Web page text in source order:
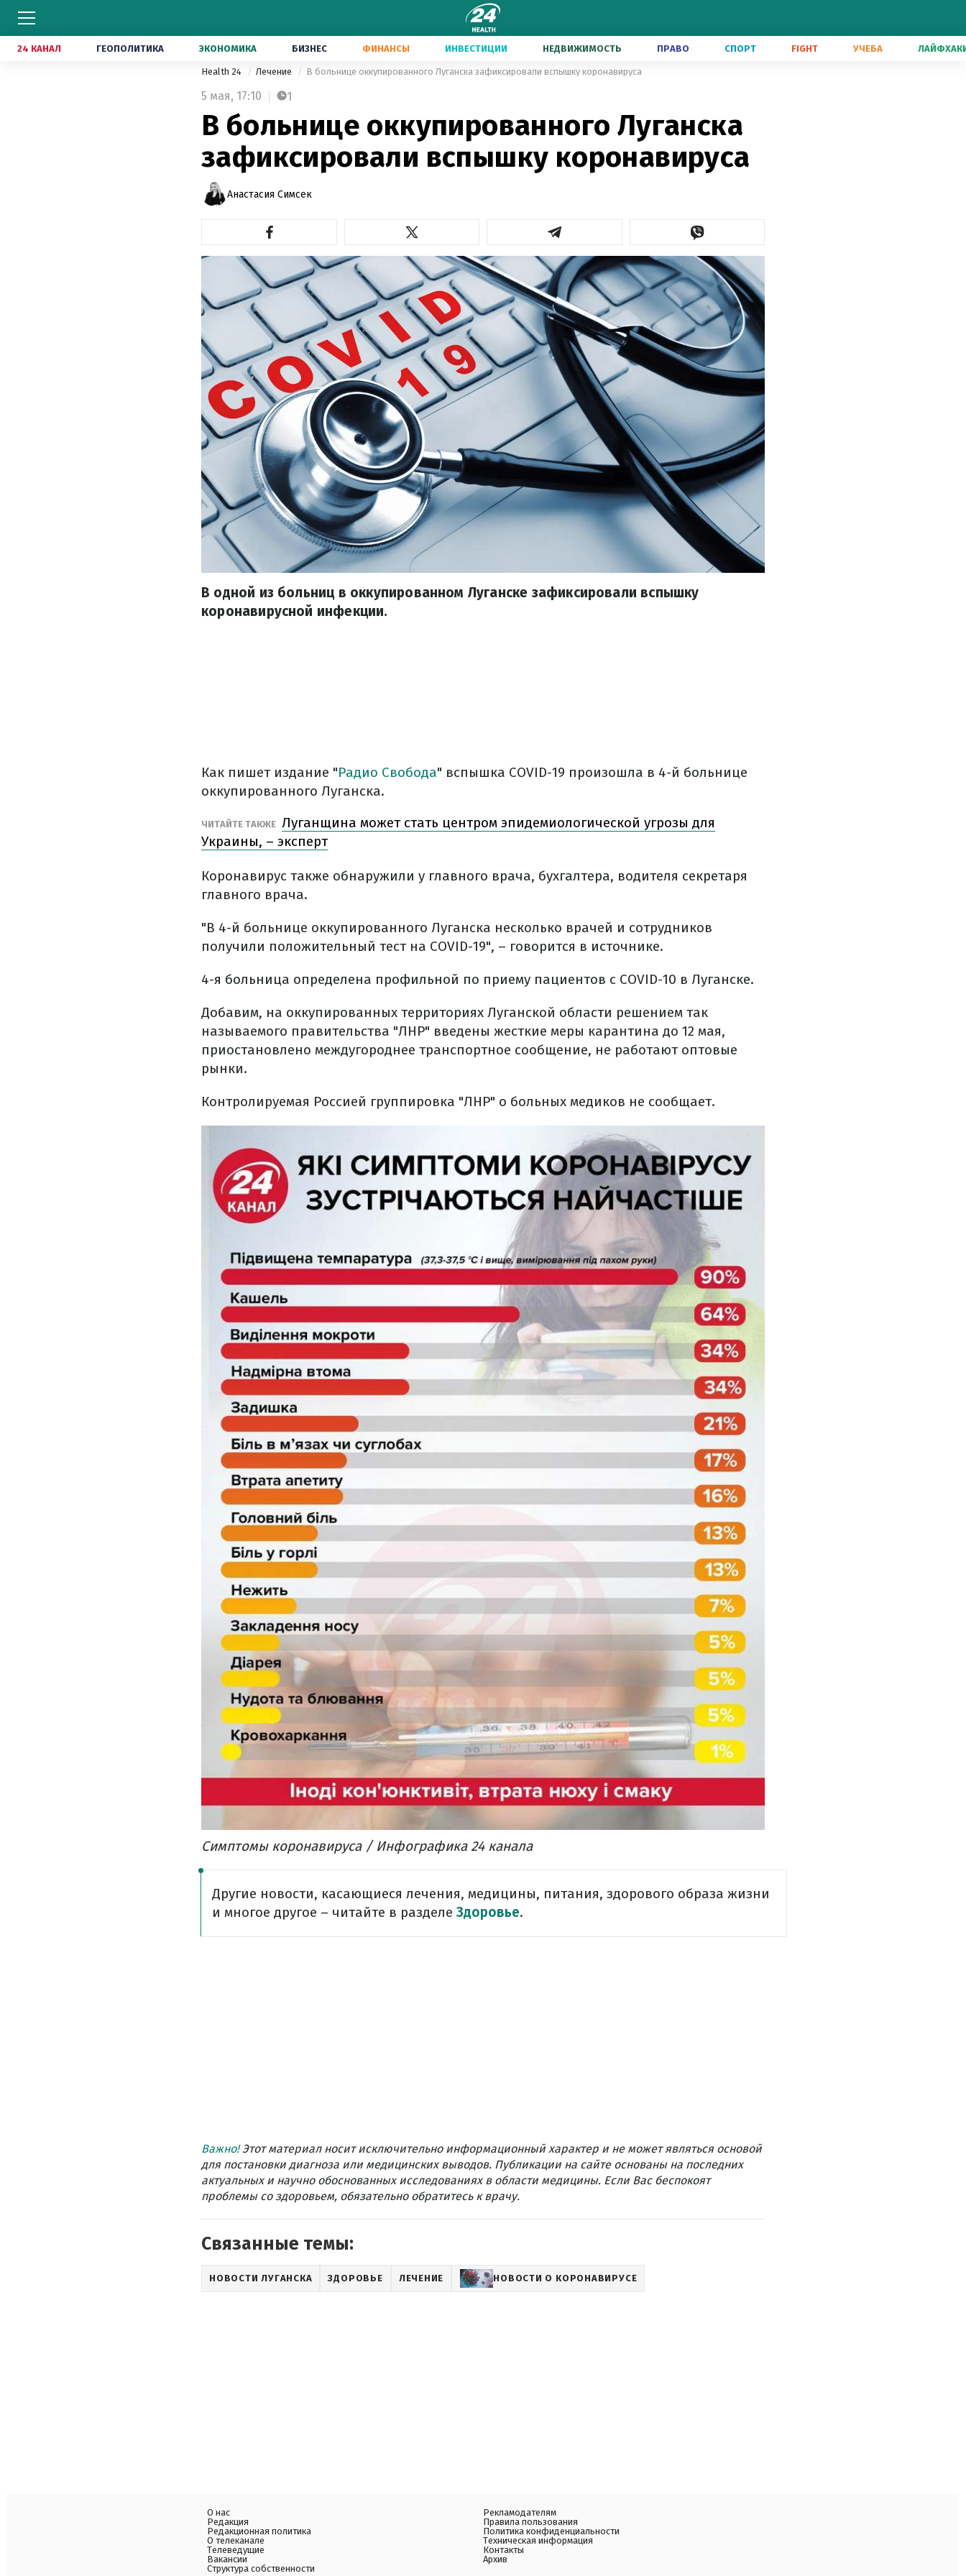
24 КАНАЛ ГЕОПОЛИТИКА ЭКОНОМИКА БИЗНЕС ФИНАНСЫ ИНВЕСТИЦИИ НЕДВИЖИМОСТЬ ПРАВО СПОРТ FIGHT УЧЕБА
Health 24 Лечение В больнице оккупированного Луганска зафиксировали вспышку коронавируса
5 мая, 17:10 1
В больнице оккупированного Луганска
зафиксировали вспышку коронавируса
Анастасия Симсек
В одной из больниц в оккупированном Луганске зафиксировали вспышку
коронавирусной инфекции.
Как пишет издание "Радио Свобода" вспышка COVID-19 произошла в 4-й больнице
оккупированного Луганска.
ЧИТАЙТЕ ТАКЖЕ Луганщина может стать центром эпидемиологической угрозы для
Украины, – эксперт
Коронавирус также обнаружили у главного врача, бухгалтера, водителя секретаря
главного врача.
"В 4-й больнице оккупированного Луганска несколько врачей и сотрудников
получили положительный тест на COVID-19", – говорится в источнике.
4-я больница определена профильной по приему пациентов с COVID-10 в Луганске.
Добавим, на оккупированных территориях Луганской области решением так
называемого правительства "ЛНР" введены жесткие меры карантина до 12 мая,
приостановлено междугороднее транспортное сообщение, не работают оптовые
рынки.
Контролируемая Россией группировка "ЛНР" о больных медиков не сообщает.
Симптомы коронавируса / Инфографика 24 канала
Другие новости, касающиеся лечения, медицины, питания, здорового образа жизни
и многое другое – читайте в разделе Здоровье.
Важно!Этот материал носит исключительно информационный характер и не может являться основой
для постановки диагноза или медицинских выводов. Публикации на сайте основаны на последних
актуальных и научно обоснованных исследованиях в области медицины. Если Вас беспокоят
проблемы со здоровьем, обязательно обратитесь к врачу.
Связанные темы:
НОВОСТИ ЛУГАНСКА ЗДОРОВЬЕ ЛЕЧЕНИЕ НОВОСТИ О КОРОНАВИРУСЕ
О нас
Редакция
Редакционная политика
О телеканале
Телеведущие
Вакансии
Структура собственности
Рекламодателям
Правила пользования
Политика конфиденциальности
Техническая информация
Контакты
Архив